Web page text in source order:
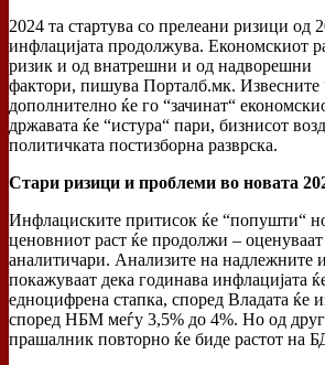
2024 та стартува со прелеани ризици од
инфлацијата продолжува. Економскиот
ризик и од внатрешни и од надворешни
фактори, пишува Порталб.мк. Извесните
дополнително ќе го “зачинат“
државата ќе “истура“ пари, бизнисот
политичката постизборна разврска.
Стари ризици и проблеми во новата
Инфлациските притисок ќе “попушти“
ценовниот раст ќе продолжи –
аналитичари. Анализите на надлежните
покажуваат дека годинава инфлацијата
едноцифрена стапка, според Владата ќе
според НБМ меѓу 3,5% до 4%. Но од
прашалник повторно ќе биде растот на